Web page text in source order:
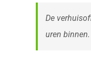
De
uren